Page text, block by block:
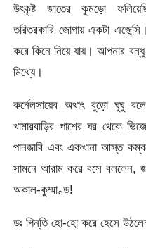
উৎকৃষ্ট জাতের কুমড়ো
তরিতরকারি জোগায় একটা
করে কিনে নিয়ে যায়। আপনার
মিথ্যে।
কর্নেলসায়েব অথাৎ বুড়ো ঘুঘু
খামারবাড়ির পাশের ঘর থেকে
পানজাবি এবং একখানা আস্ত
সামনে আরাম করে বসে বললেন,
অকাল-কুম্মাণ্ড!
ডঃ গিন্‌তি হো-হো করে হেসে